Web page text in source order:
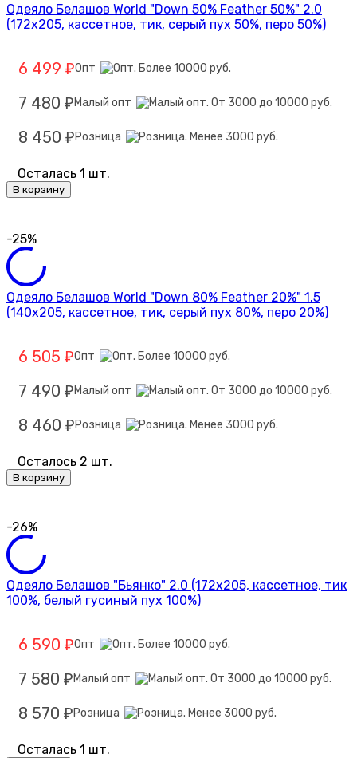
Одеяло Белашов World "Down 50% Feather 50%" 2.0
(172х205, кассетное, тик, серый пух 50%, перо 50%)
6 499 ₽Опт
7 480 ₽ Малый опт
8 450 ₽ Розница
Осталась 1 шт.
В корзину
-25%
Одеяло Белашов World "Down 80% Feather 20%" 1.5
(140х205, кассетное, тик, серый пух 80%, перо 20%)
6 505 ₽Опт
7 490 ₽ Малый опт
8 460 ₽ Розница
Осталось 2 шт.
В корзину
-26%
Одеяло Белашов "Бьянко" 2.0 (172х205, кассетное, тик
100%, белый гусиный пух 100%)
6 590 ₽Опт
7 580 ₽ Малый опт
8 570 ₽ Розница
Осталась 1 шт.